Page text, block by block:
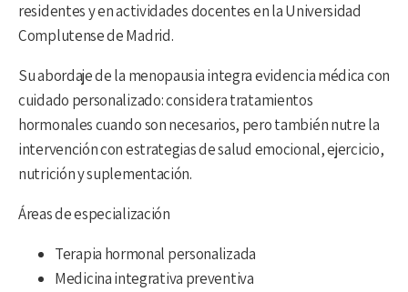
residentes y en actividades docentes en la Universidad
Complutense de Madrid.
Su abordaje de la menopausia integra evidencia médica con
cuidado personalizado: considera tratamientos
hormonales cuando son necesarios, pero también nutre la
intervención con estrategias de salud emocional, ejercicio,
nutrición y suplementación.‍
Áreas de especialización
Terapia hormonal personalizada
Medicina integrativa preventiva